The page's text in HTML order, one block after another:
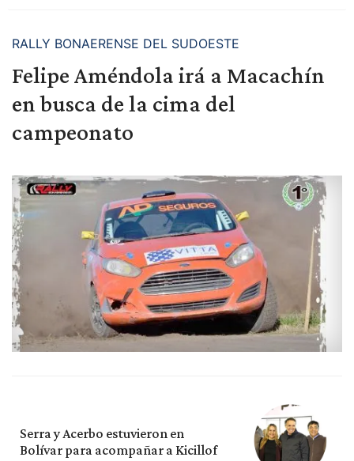
RALLY BONAERENSE DEL SUDOESTE
Felipe Améndola irá a Macachín
en busca de la cima del
campeonato
Serra y Acerbo estuvieron en
Bolívar para acompañar a Kicillof